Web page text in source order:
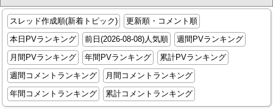
スレッド作成順(新着トピック)
更新順・コメント順
本日PVランキング
前日(2026-08-08)人気順
週間PVランキング
月間PVランキング
年間PVランキング
累計PVランキング
週間コメントランキング
月間コメントランキング
年間コメントランキング
累計コメントランキング